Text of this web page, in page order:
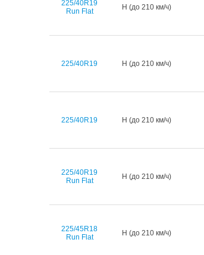
225/40R19
Run Flat
H (до 210 км/ч)
225/40R19 H (до 210 км/ч)
225/40R19 H (до 210 км/ч)
225/40R19
Run Flat
H (до 210 км/ч)
225/45R18
Run Flat
H (до 210 км/ч)